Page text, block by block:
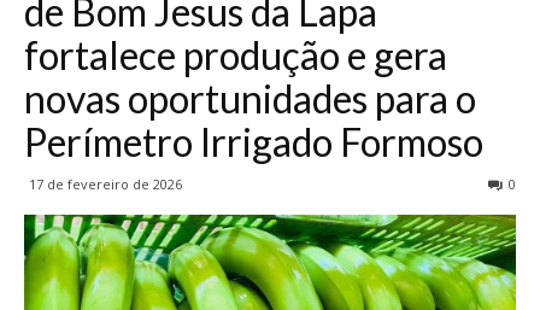
de Bom Jesus da Lapa
fortalece produção e gera
novas oportunidades para o
Perímetro Irrigado Formoso
17 de fevereiro de 2026 0